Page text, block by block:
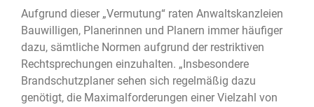
Aufgrund dieser „Vermutung“ raten Anwaltskanzleien
Bauwilligen, Planerinnen und Planern immer häufiger
dazu, sämtliche Normen aufgrund der restriktiven
Rechtsprechungen einzuhalten. „Insbesondere
Brandschutzplaner sehen sich regelmäßig dazu
genötigt, die Maximalforderungen einer Vielzahl von